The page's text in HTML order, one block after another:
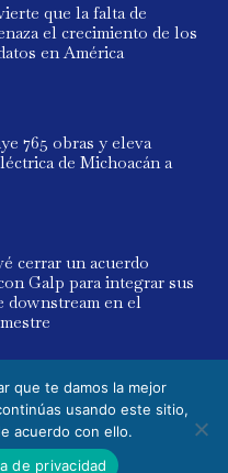
que la falta de
el crecimiento de los
en América
765 obras y eleva
de Michoacán a
cerrar un acuerdo
Galp para integrar sus
downstream en el
reservados. Powered by
que te damos la mejor
usando este sitio,
acuerdo con ello.
de privacidad